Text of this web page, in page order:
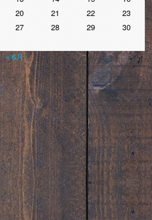
20 21 22
23
27 28 29
30
« 6月